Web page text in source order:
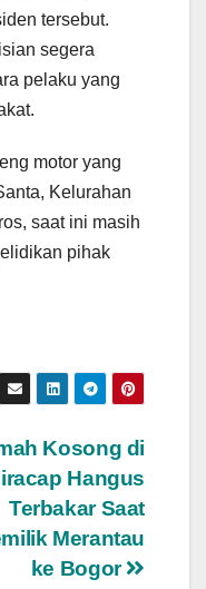
tersebut.
segera
pelaku yang
motor yang
Kelurahan
saat ini masih
pihak
Kosong di
Hangus
Terbakar Saat
Merantau
ke Bogor